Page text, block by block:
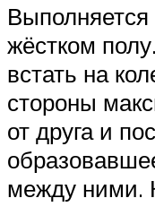
жёстком
встать на
стороны
от друга и
между ними.